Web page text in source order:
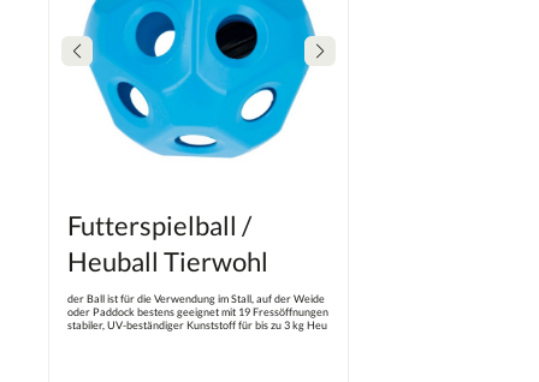
Futterspielball /
Heuball Tierwohl
der Ball ist für die Verwendung im Stall, auf der Weide
oder Paddock bestens geeignet mit 19 Fressöffnungen
stabiler, UV-beständiger Kunststoff für bis zu 3 kg Heu